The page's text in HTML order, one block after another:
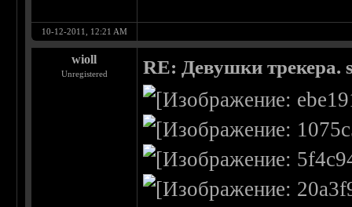
10-12-2011, 12:21 AM
wioll
Unregistered RE: Девушки трекера.